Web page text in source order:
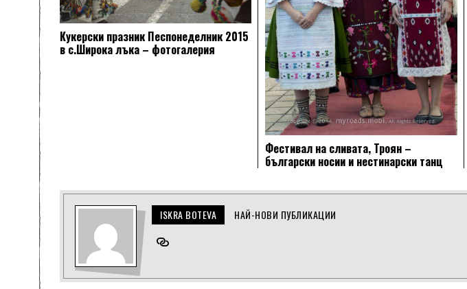
Кукерски празник Песпонеделник 2015
в с.Широка лъка – фотогалерия
Фестивал на сливата, Троян –
български носии и нестинарски танц
ISKRA BOTEVA НАЙ-НОВИ ПУБЛИКАЦИИ